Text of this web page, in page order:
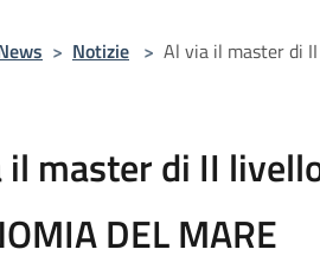
> Notizie > Al via il master di II
master di II
DEL MARE